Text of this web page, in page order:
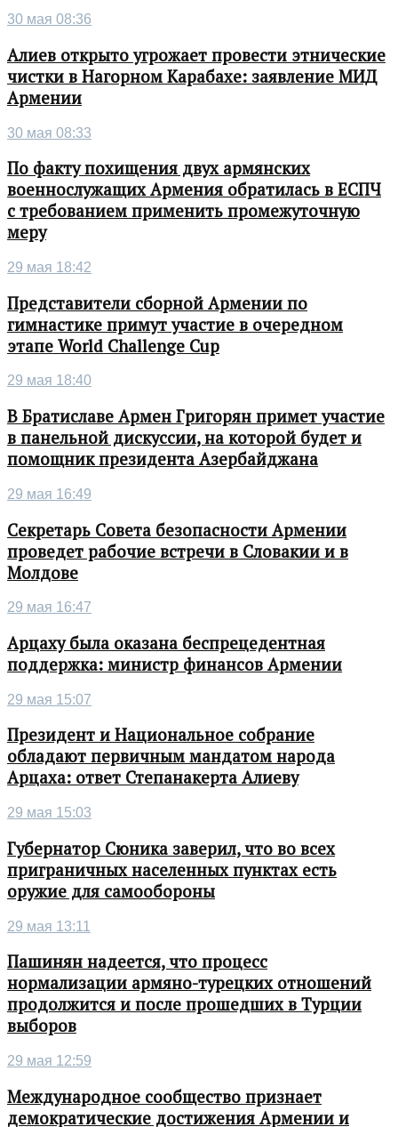
30 мая 08:36
Алиев открыто угрожает провести этнические
чистки в Нагорном Карабахе: заявление МИД
Армении
30 мая 08:33
По факту похищения двух армянских
военнослужащих Армения обратилась в ЕСПЧ
с требованием применить промежуточную
меру
29 мая 18:42
Представители сборной Армении по
гимнастике примут участие в очередном
этапе World Challenge Cup
29 мая 18:40
В Братиславе Армен Григорян примет участие
в панельной дискуссии, на которой будет и
помощник президента Азербайджана
29 мая 16:49
Секретарь Совета безопасности Армении
проведет рабочие встречи в Словакии и в
Молдове
29 мая 16:47
Арцаху была оказана беспрецедентная
поддержка: министр финансов Армении
29 мая 15:07
Президент и Национальное собрание
обладают первичным мандатом народа
Арцаха: ответ Степанакерта Алиеву
29 мая 15:03
Губернатор Сюника заверил, что во всех
приграничных населенных пунктах есть
оружие для самообороны
29 мая 13:11
Пашинян надеется, что процесс
нормализации армяно-турецких отношений
продолжится и после прошедших в Турции
выборов
29 мая 12:59
Международное сообщество признает
демократические достижения Армении и